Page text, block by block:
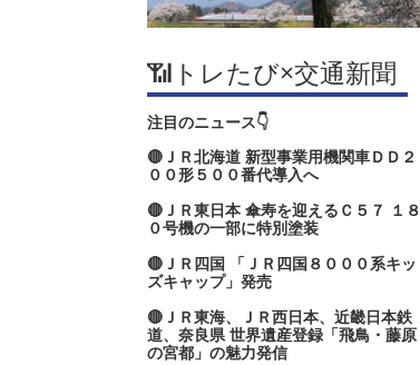
📶トレたび×交通新聞
注目のニュース👇
🔴ＪＲ北海道 新型事業用機関車ＤＤ２
００形５００番代導入へ
🔴ＪＲ東日本 傘寿を迎えるＣ５７ １８
０号機の一部に特別塗装
🔴ＪＲ四国 「ＪＲ四国８０００系キッ
ズキャップ」発売
🔴ＪＲ東海、ＪＲ西日本、近畿日本鉄
道、奈良県 世界遺産登録「飛鳥・藤原
の宮都」の魅力発信